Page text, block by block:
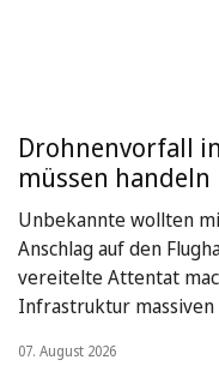
Drohnenvorfall
müssen handeln
Unbekannte wollten
Anschlag auf den
vereitelte Attentat
Infrastruktur massiven
07. August 2026